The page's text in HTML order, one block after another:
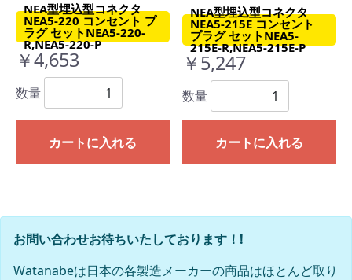
NEA型埋込型コネクタ
NEA5-220 コンセント プ
ラグ セットNEA5-220-
R,NEA5-220-P
￥4,653
数量
カートに入れる
NEA型埋込型コネクタ
NEA5-215E コンセント
プラグ セットNEA5-
215E-R,NEA5-215E-P
￥5,247
数量
カートに入れる
お問い合わせお待ちいたしております！!
Watanabeは日本の各製造メーカーの商品はほとんど取り